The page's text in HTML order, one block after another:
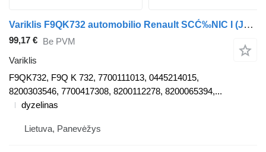
Variklis F9QK732 automobilio Renault SCĆ‰NIC I (JA0/1_)
99,17 € Be PVM
Variklis
F9QK732, F9Q K 732, 7700111013, 0445214015,
8200303546, 7700417308, 8200112278, 8200065394,...
dyzelinas
Lietuva, Panevėžys